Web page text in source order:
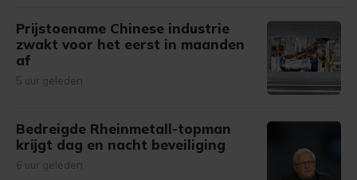
Prijstoename Chinese industrie
zwakt voor het eerst in maanden
af
5 uur geleden
Bedreigde Rheinmetall-topman
krijgt dag en nacht beveiliging
6 uur geleden